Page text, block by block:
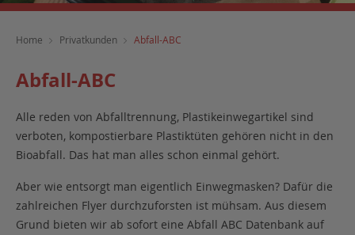
Home Privatkunden Abfall-ABC
Abfall-ABC
Alle reden von Abfalltrennung, Plastikeinwegartikel sind
verboten, kompostierbare Plastiktüten gehören nicht in den
Bioabfall. Das hat man alles schon einmal gehört.
Aber wie entsorgt man eigentlich Einwegmasken? Dafür die
zahlreichen Flyer durchzuforsten ist mühsam. Aus diesem
Grund bieten wir ab sofort eine Abfall ABC Datenbank auf